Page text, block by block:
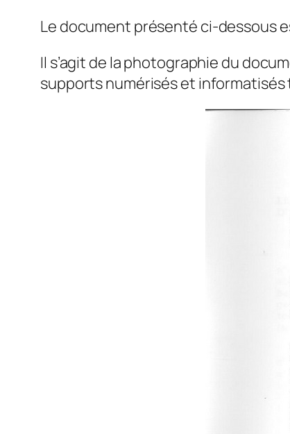
Le document présenté ci-dessous
Il s’agit de la photographie du
supports numérisés et informatisés